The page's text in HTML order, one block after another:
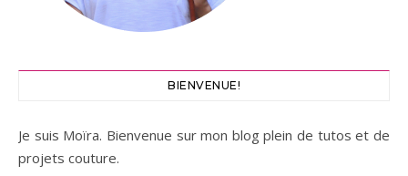
BIENVENUE!
Je suis Moïra. Bienvenue sur mon blog plein de tutos et de
projets couture.